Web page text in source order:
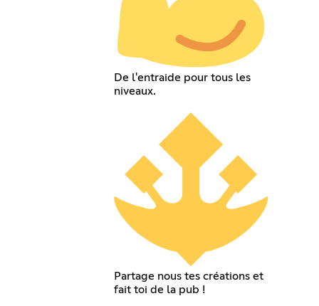
De l'entraide pour tous les
niveaux.
Partage nous tes créations et
fait toi de la pub !